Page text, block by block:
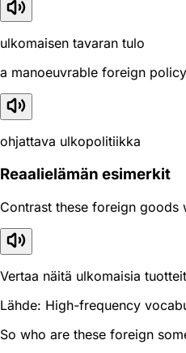
ulkomaisen tavaran tulo
a manoeuvrable foreign policy
ohjattava ulkopolitiikka
Reaali­elämän esimerkit
Contrast these foreign
Vertaa näitä ulkomaisia
Lähde: High-frequency
So who are these foreign